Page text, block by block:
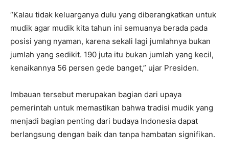
“Kalau tidak keluarganya dulu yang diberangkatkan untuk
mudik agar mudik kita tahun ini semuanya berada pada
posisi yang nyaman, karena sekali lagi jumlahnya bukan
jumlah yang sedikit. 190 juta itu bukan jumlah yang kecil,
kenaikannya 56 persen gede banget,” ujar Presiden.
Imbauan tersebut merupakan bagian dari upaya
pemerintah untuk memastikan bahwa tradisi mudik yang
menjadi bagian penting dari budaya Indonesia dapat
berlangsung dengan baik dan tanpa hambatan signifikan.